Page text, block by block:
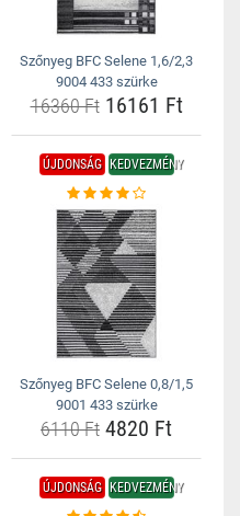
Szőnyeg BFC Selene 1,6/2,3
9004 433 szürke
16360 Ft16161 Ft
ÚJDONSÁG KEDVEZMÉNY
Szőnyeg BFC Selene 0,8/1,5
9001 433 szürke
6110 Ft 4820 Ft
ÚJDONSÁG KEDVEZMÉNY